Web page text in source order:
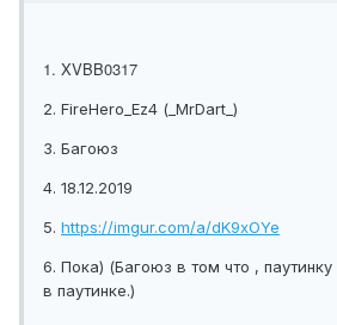
1. XVBB0317
2. FireHero_Ez4 (_MrDart_)
3. Багоюз
4. 18.12.2019
5. https://imgur.com/a/dK9xOYe
6. Пока) (Багоюз в том что ,
в паутинке.)